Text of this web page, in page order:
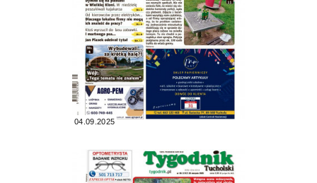
04.09.2025